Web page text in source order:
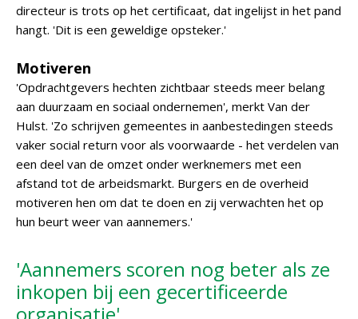
directeur is trots op het certificaat, dat ingelijst in het pand
hangt. 'Dit is een geweldige opsteker.'
Motiveren
'Opdrachtgevers hechten zichtbaar steeds meer belang
aan duurzaam en sociaal ondernemen', merkt Van der
Hulst. 'Zo schrijven gemeentes in aanbestedingen steeds
vaker social return voor als voorwaarde - het verdelen van
een deel van de omzet onder werknemers met een
afstand tot de arbeidsmarkt. Burgers en de overheid
motiveren hen om dat te doen en zij verwachten het op
hun beurt weer van aannemers.'
'Aannemers scoren nog beter als ze
inkopen bij een gecertificeerde